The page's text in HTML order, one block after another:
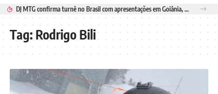
DJ MTG confirma turnê no Brasil com apresentações em Goiânia, Porto Seguro e Rio de Janeiro
Tag:Rodrigo Bili